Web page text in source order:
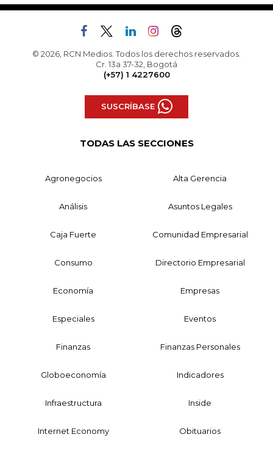
© 2026, RCN Medios. Todos los derechos reservados.
Cr. 13a 37-32, Bogotá
(+57) 1 4227600
SUSCRÍBASE
TODAS LAS SECCIONES
Agronegocios Alta Gerencia
Análisis Asuntos Legales
Caja Fuerte Comunidad Empresarial
Consumo Directorio Empresarial
Economía Empresas
Especiales Eventos
Finanzas Finanzas Personales
Globoeconomía Indicadores
Infraestructura Inside
Internet Economy Obituarios